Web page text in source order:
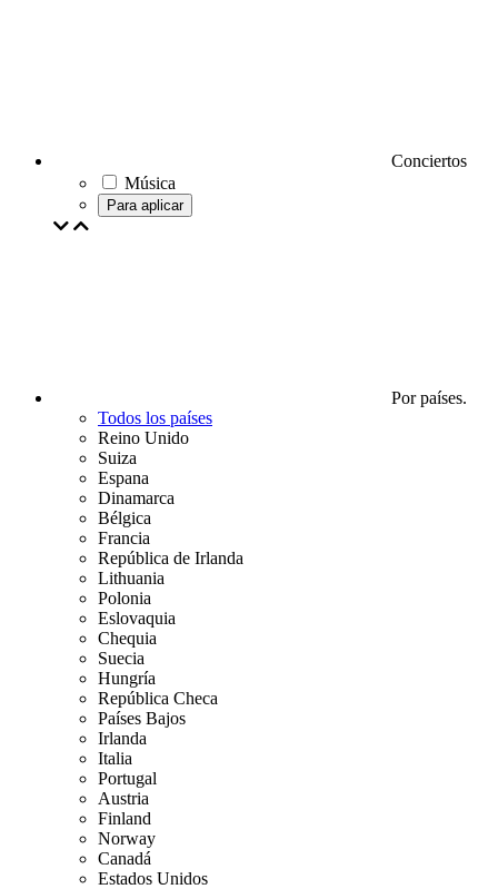
Conciertos
Música
Para aplicar
Por países.
Todos los países
Reino Unido
Suiza
Espana
Dinamarca
Bélgica
Francia
República de Irlanda
Lithuania
Polonia
Eslovaquia
Chequia
Suecia
Hungría
República Checa
Países Bajos
Irlanda
Italia
Portugal
Austria
Finland
Norway
Canadá
Estados Unidos